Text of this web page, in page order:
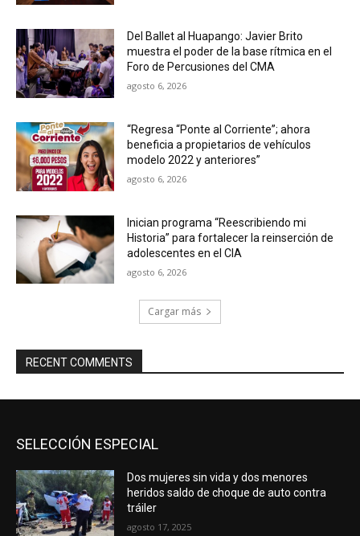
Del Ballet al Huapango: Javier Brito
muestra el poder de la base rítmica en el
Foro de Percusiones del CMA
agosto 6, 2026
“Regresa “Ponte al Corriente”; ahora
beneficia a propietarios de vehículos
modelo 2022 y anteriores”
agosto 6, 2026
Inician programa “Reescribiendo mi
Historia” para fortalecer la reinserción de
adolescentes en el CIA
agosto 6, 2026
Cargar más
RECENT COMMENTS
SELECCIÓN ESPECIAL
Dos mujeres sin vida y dos menores
heridos saldo de choque de auto contra
tráiler
agosto 17, 2025